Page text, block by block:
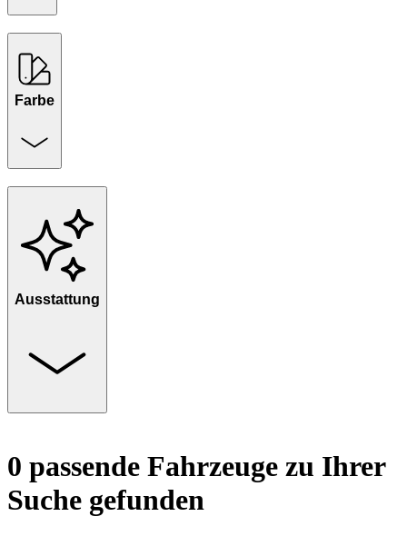
Farbe
Ausstattung
0 passende Fahrzeuge zu Ihrer
Suche gefunden